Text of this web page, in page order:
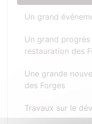
Un grand
Un grand
restauration des
Une grande
des Forges
Travaux sur le